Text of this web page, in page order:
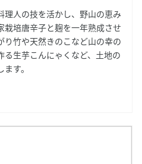
人の技を活かし、野山の恵み
栽培唐辛子と麹を一年熟成させ
り竹や天然きのこなど山の幸の
生芋こんにゃくなど、土地の
す。